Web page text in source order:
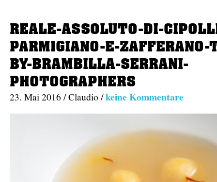
REALE-ASSOLUTO-DI-
PARMIGIANO-E-ZAFFERANO-
BY-BRAMBILLA-SERRANI-
PHOTOGRAPHERS
23. Mai 2016 / Claudio /keine Kommentare